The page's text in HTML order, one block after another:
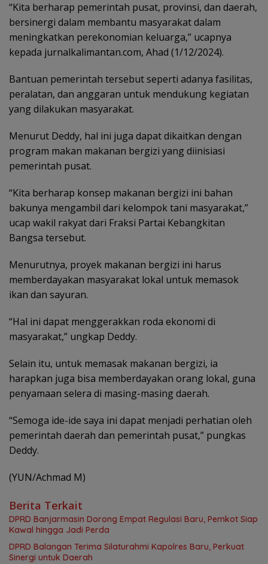
“Kita berharap pemerintah pusat, provinsi, dan daerah,
bersinergi dalam membantu masyarakat dalam
meningkatkan perekonomian keluarga,” ucapnya
kepada jurnalkalimantan.com, Ahad (1/12/2024).
Bantuan pemerintah tersebut seperti adanya fasilitas,
peralatan, dan anggaran untuk mendukung kegiatan
yang dilakukan masyarakat.
Menurut Deddy, hal ini juga dapat dikaitkan dengan
program makan makanan bergizi yang diinisiasi
pemerintah pusat.
“Kita berharap konsep makanan bergizi ini bahan
bakunya mengambil dari kelompok tani masyarakat,”
ucap wakil rakyat dari Fraksi Partai Kebangkitan
Bangsa tersebut.
Menurutnya, proyek makanan bergizi ini harus
memberdayakan masyarakat lokal untuk memasok
ikan dan sayuran.
“Hal ini dapat menggerakkan roda ekonomi di
masyarakat,” ungkap Deddy.
Selain itu, untuk memasak makanan bergizi, ia
harapkan juga bisa memberdayakan orang lokal, guna
penyamaan selera di masing-masing daerah.
“Semoga ide-ide saya ini dapat menjadi perhatian oleh
pemerintah daerah dan pemerintah pusat,” pungkas
Deddy.
(YUN/Achmad M)
Berita Terkait
DPRD Banjarmasin Dorong Empat Regulasi Baru, Pemkot Siap
Kawal hingga Jadi Perda
DPRD Balangan Terima Silaturahmi Kapolres Baru, Perkuat
Sinergi untuk Daerah